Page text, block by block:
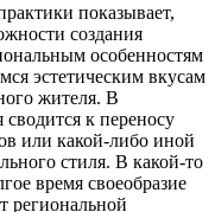
показывает,
создания
особенностям
эстетическим вкусам
жителя. В
сводится к переносу
или какой-либо иной
стиля. В какой-то
время своеобразие
региональной